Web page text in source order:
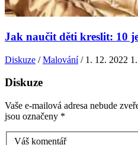
Jak naučit děti kreslit: 10
Diskuze /Malování/ 1. 12. 2022
Diskuze
Vaše e-mailová adresa nebude
jsou označeny *
Váš komentář